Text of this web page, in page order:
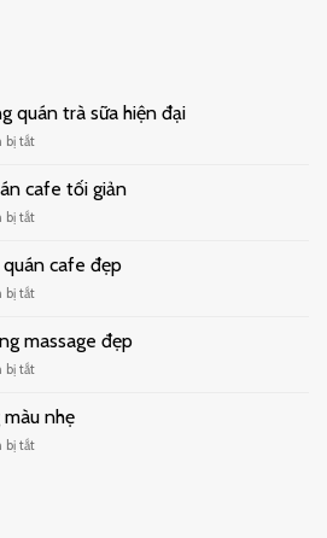
quán trà sữa hiện đại
bị tắtở
dán
tường
quán
sữa
đại
cafe tối giản
bị tắtở
decor
quán
cafe
giản
cafe đẹp
bị tắtở
treo
quán
đẹp
massage đẹp
bị tắtở
treo
phòng
massage
nhẹ
bị tắtở